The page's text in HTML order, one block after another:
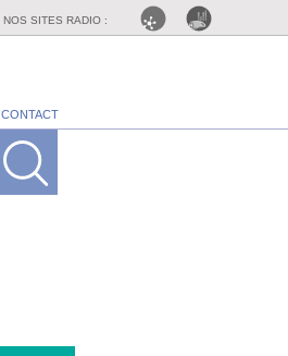
NOS SITES RADIO :
CONTACT